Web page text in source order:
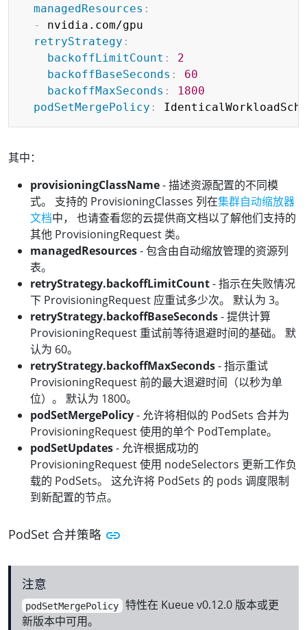
managedResources :
-
nvidia.com/gpu
retryStrategy :
backoffLimitCount :
2
backoffBaseSeconds :
60
backoffMaxSeconds :
1800
podSetMergePolicy :
其中：
provisioningClassName- 描述资源配置的不同模
式。 支持的 ProvisioningClasses 列在集群自动缩放器
文档中， 也请查看您的云提供商文档以了解他们支持的
其他 ProvisioningRequest 类。
managedResources- 包含由自动缩放管理的资源列
表。
retryStrategy.backoffLimitCount- 指示在失败情况
下 ProvisioningRequest 应重试多少次。 默认为 3。
retryStrategy.backoffBaseSeconds- 提供计算
ProvisioningRequest 重试前等待退避时间的基础。 默
认为 60。
retryStrategy.backoffMaxSeconds- 指示重试
ProvisioningRequest 前的最大退避时间（以秒为单
位）。 默认为 1800。
podSetMergePolicy- 允许将相似的 PodSets 合并为
ProvisioningRequest 使用的单个 PodTemplate。
podSetUpdates- 允许根据成功的
ProvisioningRequest 使用 nodeSelectors 更新工作负
载的 PodSets。 这允许将 PodSets 的 pods 调度限制
到新配置的节点。
PodSet 合并策略
注意
podSetMergePolicy 特性在 Kueue v0.12.0 版本或更
新版本中可用。